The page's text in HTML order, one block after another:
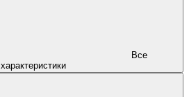
характеристики